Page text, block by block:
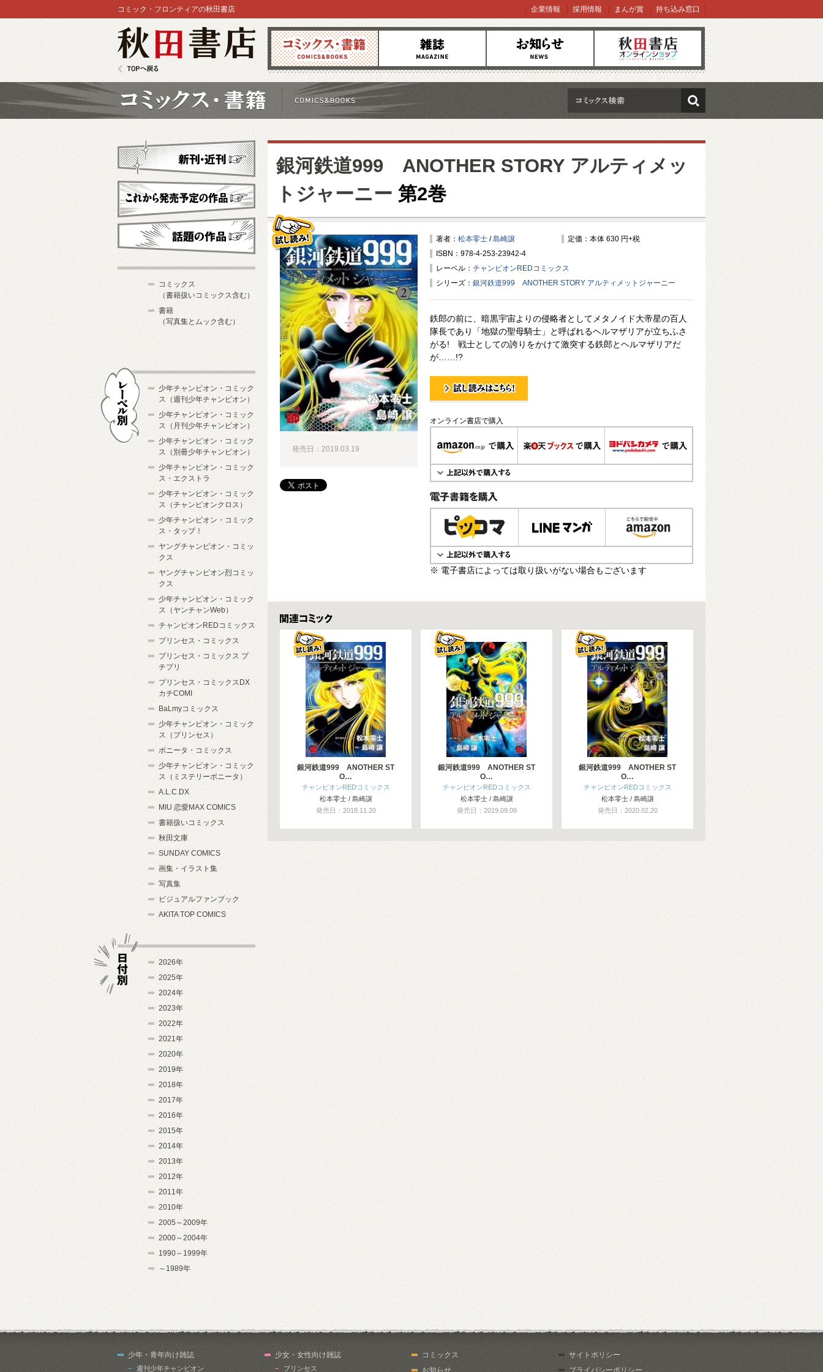
コミックス 雑誌 お知らせ オンラインショップ
コミック・フロンティアの秋田書店 企業情報 採用情報 まんが賞 持ち込み窓口
検索
銀河鉄道999 ANOTHER STORY アルティメッ
トジャーニー 第2巻
著者： 松本零士 /島崎譲
定価：本体 630 円+税
ISBN：978-4-253-23942-4
レーベル： チャンピオンREDコミックス
シリーズ： 銀河鉄道999 ANOTHER STORY アルティメットジャーニー
鉄郎の前に、暗黒宇宙よりの侵略者としてメタノイド大帝星の百人
隊長であり「地獄の聖母騎士」と呼ばれるヘルマザリアが立ちふさ
がる! 戦士としての誇りをかけて激突する鉄郎とヘルマザリアだ
が……!?
試し読み！
オンライン書店で購入
電子書籍で購入
※ 電子書店によっては取り扱いがない場合もございます
発売日：2019.03.19
関連コミックス
銀河鉄道999 ANOTHER ST
O…
チャンピオンREDコミックス
松本零士 / 島崎譲
発売日：2018.11.20
銀河鉄道999 ANOTHER ST
O…
チャンピオンREDコミックス
松本零士 / 島崎譲
発売日：2019.09.09
銀河鉄道999 ANOTHER ST
O…
チャンピオンREDコミックス
松本零士 / 島崎譲
発売日：2020.02.20
新刊・近刊
これから発売予定
コミックス
（書籍扱いコミックス含む）
書籍
（写真集とムック含む）
少年チャンピオン・コミック
ス（週刊少年チャンピオン）
少年チャンピオン・コミック
ス（月刊少年チャンピオン）
少年チャンピオン・コミック
ス（別冊少年チャンピオン）
少年チャンピオン・コミック
ス・エクストラ
少年チャンピオン・コミック
ス（チャンピオンクロス）
少年チャンピオン・コミック
ス・タップ！
ヤングチャンピオン・コミッ
クス
ヤングチャンピオン烈コミッ
クス
少年チャンピオン・コミック
ス（ヤンチャンWeb）
チャンピオンREDコミックス
プリンセス・コミックス
プリンセス・コミックス プ
チプリ
プリンセス・コミックスDX
カチCOMI
BaLmyコミックス
少年チャンピオン・コミック
ス（プリンセス）
ボニータ・コミックス
少年チャンピオン・コミック
ス（ミステリーボニータ）
A.L.C.DX
MIU 恋愛MAX COMICS
書籍扱いコミックス
秋田文庫
SUNDAY COMICS
画集・イラスト集
写真集
ビジュアルファンブック
AKITA TOP COMICS
2026年
2025年
2024年
2023年
2022年
2021年
2020年
2019年
2018年
2017年
2016年
2015年
2014年
2013年
2012年
2011年
2010年
2005～2009年
2000～2004年
1990～1999年
～1989年
少年・青年向け雑誌
週刊少年チャンピオン
少女・女性向け雑誌
プリンセス
コミックス
お知らせ
サイトポリシー
プライバシーポリシー